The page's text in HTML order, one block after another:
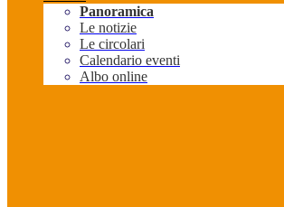
Panoramica
Le notizie
Le circolari
Calendario eventi
Albo online